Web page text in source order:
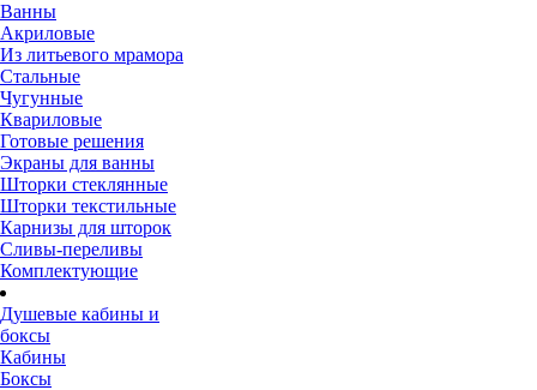
Ванны
Акриловые
Из литьевого мрамора
Стальные
Чугунные
Квариловые
Готовые решения
Экраны для ванны
Шторки стеклянные
Шторки текстильные
Карнизы для шторок
Сливы-переливы
Комплектующие
Душевые кабины и
боксы
Кабины
Боксы